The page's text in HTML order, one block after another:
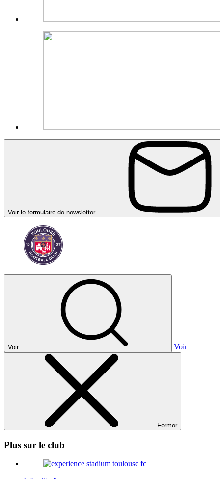
Voir le formulaire de newsletter
Voir Voir
Fermer
Plus sur le club